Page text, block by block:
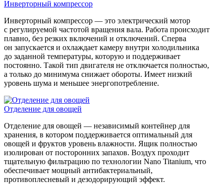
Инверторный компрессор
Инверторный компрессор — это электрический мотор
с регулируемой частотой вращения вала. Работа происходит
плавно, без резких включений и отключений. Сперва
он запускается и охлаждает камеру внутри холодильника
до заданной температуры, которую и поддерживает
постоянно. Такой тип двигателя не отключается полностью,
а только до минимума снижает обороты. Имеет низкий
уровень шума и меньшее энергопотребление.
Отделение для овощей
Отделение для овощей — независимый контейнер для
хранения, в котором поддерживается оптимальный для
овощей и фруктов уровень влажности. Ящик полностью
изолирован от посторонних запахов. Воздух проходит
тщательную фильтрацию по технологии Nano Titanium, что
обеспечивает мощный антибактериальный,
противоплесневый и дезодорирующий эффект.